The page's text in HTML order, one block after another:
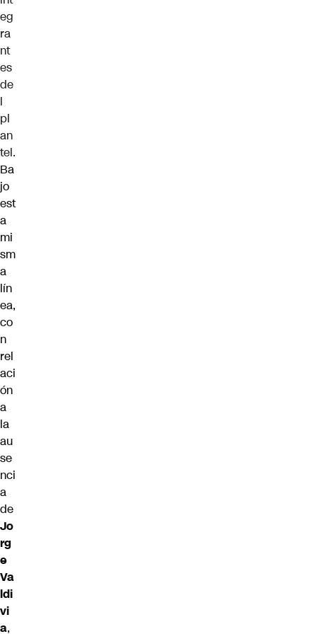
eg
ra
nt
es
de
l
pl
an
tel.
Ba
jo
est
a
mi
sm
a
lín
ea,
co
n
rel
aci
ón
a
la
au
se
nci
a
de
Jo
rg
e
Va
ldi
vi
a,